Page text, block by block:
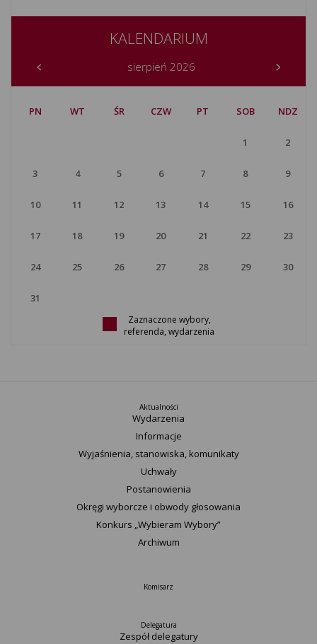
KALENDARIUM
sierpień 2026
PN WT ŚR CZW PT SOB NDZ
1 2
3 4 5 6 7 8 9
10 11 12 13 14 15 16
17 18 19 20 21 22 23
24 25 26 27 28 29 30
31
Zaznaczone wybory,
referenda, wydarzenia
Aktualności
Wydarzenia
Informacje
Wyjaśnienia, stanowiska, komunikaty
Uchwały
Postanowienia
Okręgi wyborcze i obwody głosowania
Konkurs „Wybieram Wybory”
Archiwum
Komisarz
Delegatura
Zespół delegatury